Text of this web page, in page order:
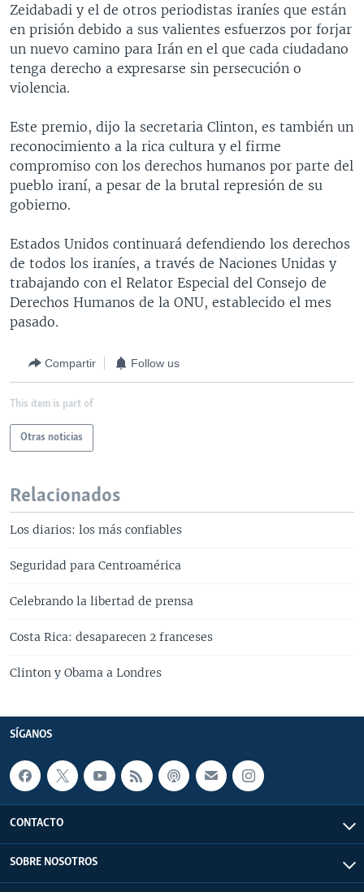
Zeidabadi y el de otros periodistas iraníes que están
en prisión debido a sus valientes esfuerzos por forjar
un nuevo camino para Irán en el que cada ciudadano
tenga derecho a expresarse sin persecución o
violencia.
Este premio, dijo la secretaria Clinton, es también un
reconocimiento a la rica cultura y el firme
compromiso con los derechos humanos por parte del
pueblo iraní, a pesar de la brutal represión de su
gobierno.
Estados Unidos continuará defendiendo los derechos
de todos los iraníes, a través de Naciones Unidas y
trabajando con el Relator Especial del Consejo de
Derechos Humanos de la ONU, establecido el mes
pasado.
Compartir Follow us
This item is part of
Otras noticias
Relacionados
Los diarios: los más confiables
Seguridad para Centroamérica
Celebrando la libertad de prensa
Costa Rica: desaparecen 2 franceses
Clinton y Obama a Londres
SÍGANOS
CONTACTO
SOBRE NOSOTROS